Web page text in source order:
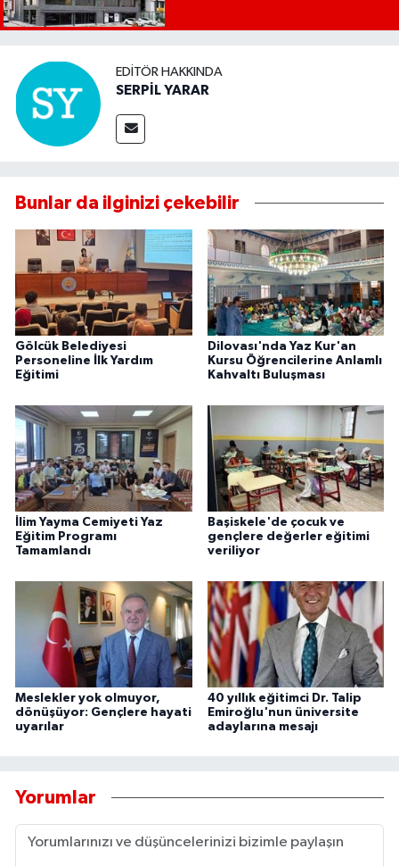
EDITÖR HAKKINDA
SERPİL YARAR
Bunlar da ilginizi çekebilir
Gölcük Belediyesi
Personeline İlk Yardım
Eğitimi
Dilovası'nda Yaz Kur'an
Kursu Öğrencilerine Anlamlı
Kahvaltı Buluşması
İlim Yayma Cemiyeti Yaz
Eğitim Programı
Tamamlandı
Başiskele'de çocuk ve
gençlere değerler eğitimi
veriliyor
Meslekler yok olmuyor,
dönüşüyor: Gençlere hayati
uyarılar
40 yıllık eğitimci Dr. Talip
Emiroğlu'nun üniversite
adaylarına mesajı
Yorumlar